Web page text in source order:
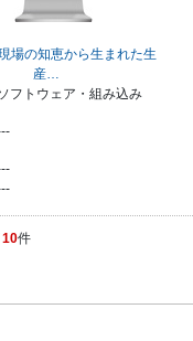
場の知恵から生まれた生
産…
フトウェア・組み込み
10件